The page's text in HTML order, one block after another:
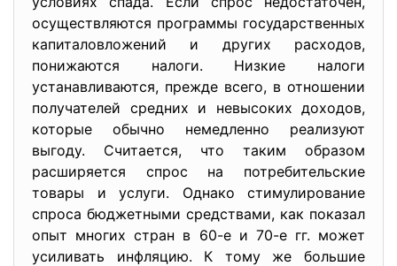
осуществляются программы государственных
капиталовложений и других расходов,
понижаются налоги. Низкие налоги
устанавливаются, прежде всего, в отношении
получателей средних и невысоких доходов,
которые обычно немедленно реализуют
выгоду. Считается, что таким образом
расширяется спрос на потребительские
товары и услуги. Однако стимулирование
спроса бюджетными средствами, как показал
опыт многих стран в 60-е и 70-е гг. может
усиливать инфляцию. К тому же большие